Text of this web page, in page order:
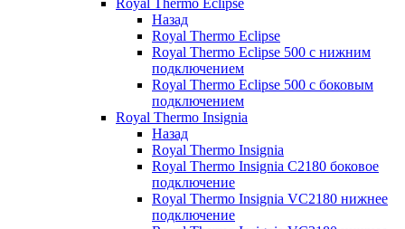
Royal Thermo Eclipse
Назад
Royal Thermo Eclipse
Royal Thermo Eclipse 500 с нижним
подключением
Royal Thermo Eclipse 500 с боковым
подключением
Royal Thermo Insignia
Назад
Royal Thermo Insignia
Royal Thermo Insignia C2180 боковое
подключение
Royal Thermo Insignia VC2180 нижнее
подключение